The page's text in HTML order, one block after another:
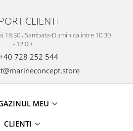
CLIENTI
18:30 , Sambata-Duminica intre 10:30
- 12:00
728 252 544
MEU
CLIENTI